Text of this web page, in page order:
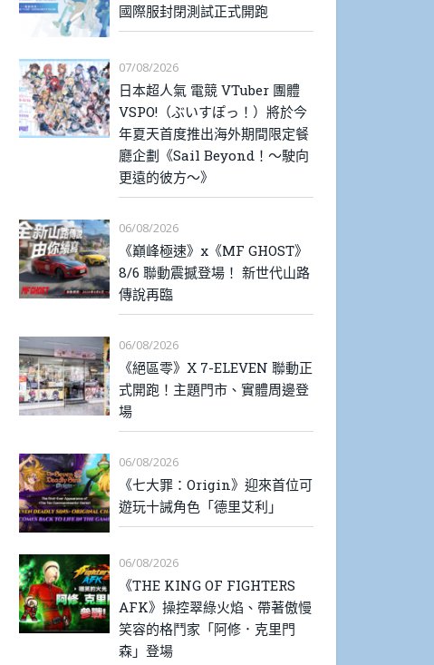
國際服封閉測試正式開跑
07/08/2026
日本超人氣 電競 VTuber 團體
VSPO!（ぶいすぽっ！）將於今
年夏天首度推出海外期間限定餐
廳企劃《Sail Beyond！～駛向
更遠的彼方～》
06/08/2026
《巔峰極速》x《MF GHOST》
8/6 聯動震撼登場！ 新世代山路
傳說再臨
06/08/2026
《絕區零》X 7-ELEVEN 聯動正
式開跑！主題門市、實體周邊登
場
06/08/2026
《七大罪：Origin》迎來首位可
遊玩十誡角色「德里艾利」
06/08/2026
《THE KING OF FIGHTERS
AFK》操控翠綠火焰、帶著傲慢
笑容的格鬥家「阿修．克里門
森」登場